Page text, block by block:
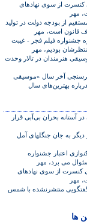
کنسرت از سوی نهادهای
مهر
از بودجه دولت در تولید
قانون است، مهر
جشنواره فیلم فجر - غیبت
بودیم، مهر
هنرمندان در تالار وحدت
آخر سال «موسیقی
بهترین‌های سال
آستانه بحران بی‌آبی قرار
دیگر به جان جنگلهای آمل
اعتبار جشنواره
می برد، مهر
کنسرت از سوی نهادهای
مهر
گفتگویی منتشرنشده با شمس
ها